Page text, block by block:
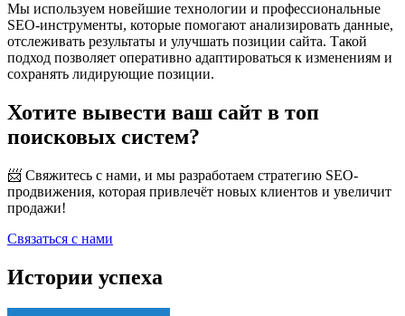
Мы используем новейшие технологии и профессиональные
SEO-инструменты, которые помогают анализировать данные,
отслеживать результаты и улучшать позиции сайта. Такой
подход позволяет оперативно адаптироваться к изменениям и
сохранять лидирующие позиции.
Хотите вывести ваш сайт в топ
поисковых систем?
📨 Свяжитесь с нами, и мы разработаем стратегию SEO-
продвижения, которая привлечёт новых клиентов и увеличит
продажи!
Связаться с нами
Истории успеха